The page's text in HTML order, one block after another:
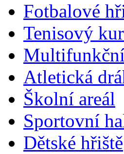
Fotbalové
Tenisový
Atletická
Školní areál
Sportovní
Dětské hřiště